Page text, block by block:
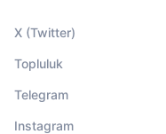
X (Twitter)
Topluluk
Telegram
Instagram